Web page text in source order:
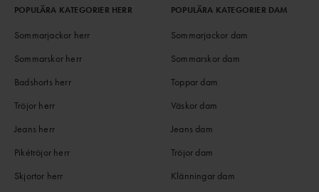
POPULÄRA KATEGORIER HERR
Sommarjackor herr
Sommarskor herr
Badshorts herr
Tröjor herr
Jeans herr
Pikétröjor herr
Skjortor herr
POPULÄRA KATEGORIER DAM
Sommarjackor dam
Sommarskor dam
Toppar dam
Väskor dam
Jeans dam
Tröjor dam
Klänningar dam